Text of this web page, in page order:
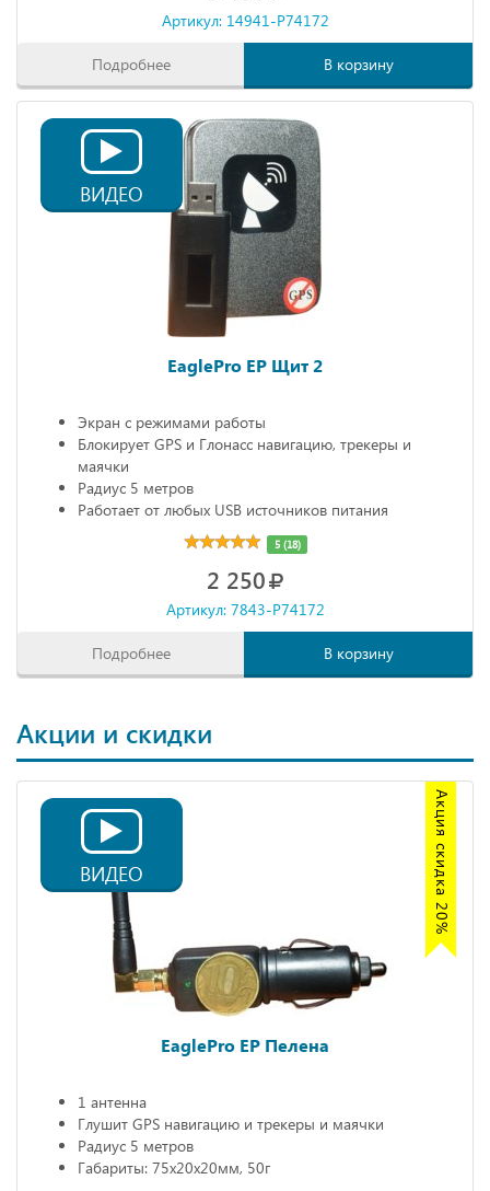
Артикул: 14941-P74172
Подробнее В корзину
ВИДЕО
EaglePro EP Щит 2
Экран с режимами работы
Блокирует GPS и Глонасс навигацию, трекеры и
маячки
Радиус 5 метров
Работает от любых USB источников питания
Габариты: 68х20х10 мм
5 (18)
2 250
Артикул: 7843-P74172
Подробнее В корзину
Акции и скидки
Акция скидка 20%
ВИДЕО
EaglePro EP Пелена
1 антенна
Глушит GPS навигацию и трекеры и маячки
Радиус 5 метров
Габариты: 75х20х20мм, 50г